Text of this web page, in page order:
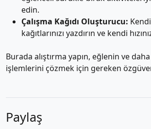
edin.
Çalışma Kağıdı Oluşturucu:
kağıtlarınızı yazdırın ve kendi
Burada alıştırma yapın, eğlenin ve
işlemlerini çözmek için gereken
Paylaş